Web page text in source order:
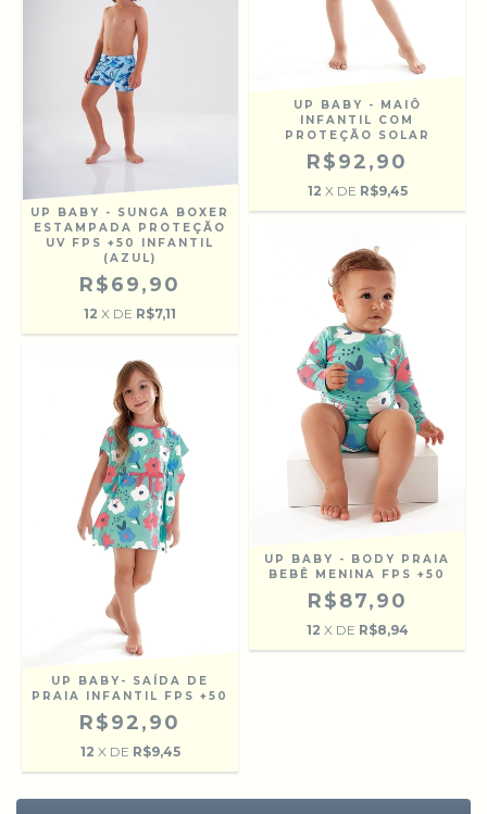
UP BABY - SUNGA BOXER
ESTAMPADA PROTEÇÃO
UV FPS +50 INFANTIL
(AZUL)
R$69,90
12 X DE R$7,11
UP BABY - MAIÔ
INFANTIL COM
PROTEÇÃO SOLAR
R$92,90
12 X DE R$9,45
UP BABY- SAÍDA DE
PRAIA INFANTIL FPS +50
R$92,90
12 X DE R$9,45
UP BABY - BODY PRAIA
BEBÊ MENINA FPS +50
R$87,90
12 X DE R$8,94